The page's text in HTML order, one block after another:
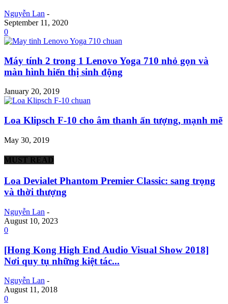
Nguyễn Lan -
September 11, 2020
0
Máy tính 2 trong 1 Lenovo Yoga 710 nhỏ gọn và
màn hình hiển thị sinh động
January 20, 2019
Loa Klipsch F-10 cho âm thanh ấn tượng, mạnh mẽ
May 30, 2019
MUST READ
Loa Devialet Phantom Premier Classic: sang trọng
và thời thượng
Nguyễn Lan -
August 10, 2023
0
[Hong Kong High End Audio Visual Show 2018]
Nơi quy tụ những kiệt tác...
Nguyễn Lan -
August 11, 2018
0